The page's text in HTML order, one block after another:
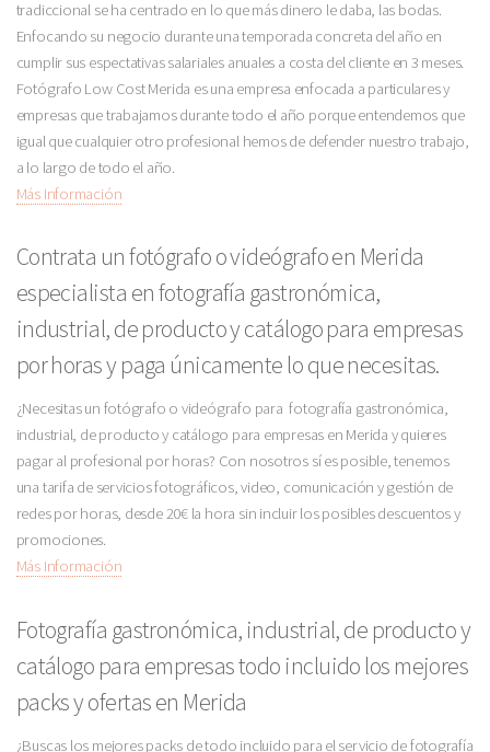
tradiccional se ha centrado en lo que más dinero le daba, las bodas.
Enfocando su negocio durante una temporada concreta del año en
cumplir sus espectativas salariales anuales a costa del cliente en 3 meses.
Fotógrafo Low Cost Merida es una empresa enfocada a particulares y
empresas que trabajamos durante todo el año porque entendemos que
igual que cualquier otro profesional hemos de defender nuestro trabajo,
a lo largo de todo el año.
Más Información
Contrata un fotógrafo o videógrafo en Merida
especialista en fotografía gastronómica,
industrial, de producto y catálogo para empresas
por horas y paga únicamente lo que necesitas.
¿Necesitas un fotógrafo o videógrafo para fotografía gastronómica,
industrial, de producto y catálogo para empresas en Merida y quieres
pagar al profesional por horas? Con nosotros sí es posible, tenemos
una tarifa de servicios fotográficos, video, comunicación y gestión de
redes por horas, desde 20€ la hora sin incluir los posibles descuentos y
promociones.
Más Información
Fotografía gastronómica, industrial, de producto y
catálogo para empresas todo incluido los mejores
packs y ofertas en Merida
¿Buscas los mejores packs de todo incluido para el servicio de fotografía